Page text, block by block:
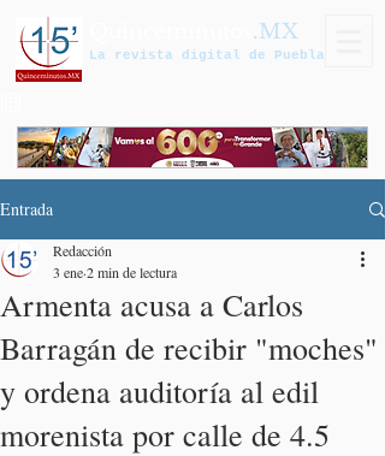
.MX
La revista digital de Puebla
Entrada
Armenta acusa a Carlos
Barragán de recibir "moches"
y ordena auditoría al edil
morenista por calle de 4.5
Redacción
3 ene2 min de lectura